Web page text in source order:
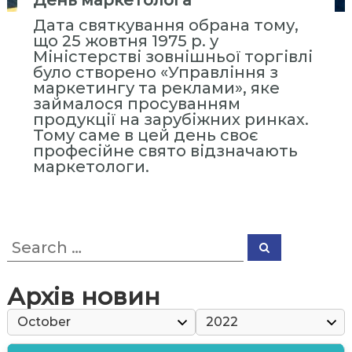
т
т
у
«
М
г
і
л
Дата святкування обрана тому,
що 25 жовтня 1975 р. у
Міністерстві зовнішньої торгівлі
було створено «Управління з
маркетингу та реклами», яке
займалося просуванням
продукції на зарубіжних ринках.
Тому саме в цей день своє
професійне свято відзначають
маркетологи.
S
e
c
f
S
e
Архів новин